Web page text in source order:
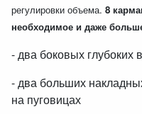
регулировки объема. 8
необходимое и даже
- два боковых глубоких
- два больших
на пуговицах